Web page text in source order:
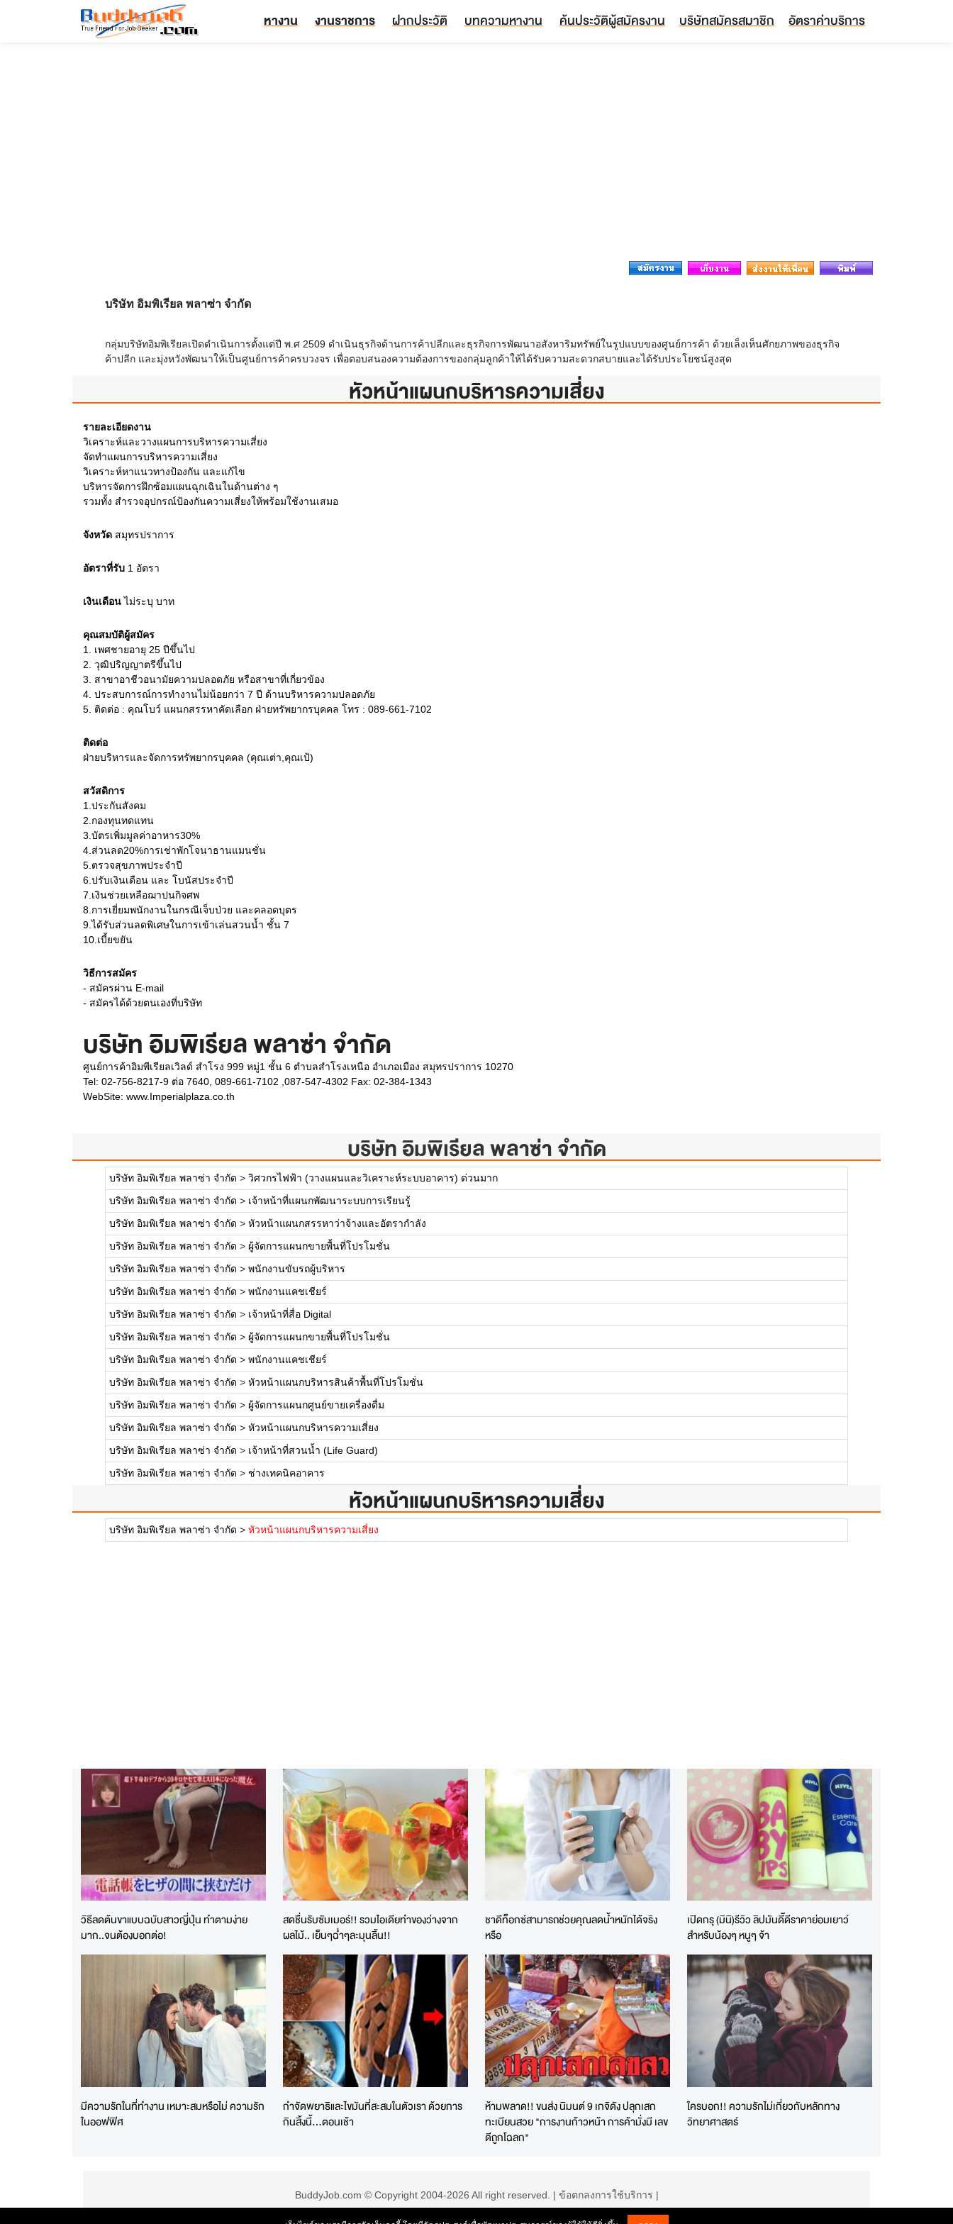
หางาน งานราชการ ฝากประวัติ บทความหางาน ค้นประวัติผู้สมัครงาน บริษัทสมัครสมาชิก อัตราค่าบริการ
บริษัท อิมพิเรียล พลาซ่า จำกัด
กลุ่มบริษัทอิมพิเรียลเปิดดำเนินการตั้งแต่ปี พ.ศ 2509 ดำเนินธุรกิจด้านการค้าปลีกและธุรกิจการพัฒนาอสังหาริมทรัพย์ในรูปแบบของศูนย์การค้า ด้วยเล็งเห็นศักยภาพของธุรกิจ
ค้าปลีก และมุ่งหวังพัฒนาให้เป็นศูนย์การค้าครบวงจร เพื่อตอบสนองความต้องการของกลุ่มลูกค้าให้ได้รับความสะดวกสบายและได้รับประโยชน์สูงสุด
หัวหน้าแผนกบริหารความเสี่ยง
รายละเอียดงาน
วิเคราะห์และวางแผนการบริหารความเสี่ยง
จัดทำแผนการบริหารความเสี่ยง
วิเคราะห์หาแนวทางป้องกัน และแก้ไข
บริหารจัดการฝึกซ้อมแผนฉุกเฉินในด้านต่าง ๆ
รวมทั้ง สำรวจอุปกรณ์ป้องกันความเสี่ยงให้พร้อมใช้งานเสมอ
จังหวัด สมุทรปราการ
อัตราที่รับ 1 อัตรา
เงินเดือนไม่ระบุ บาท
คุณสมบัติผู้สมัคร
1.
เพศชายอายุ 25 ปีขึ้นไป
2. วุฒิปริญญาตรีขึ้นไป
3.
สาขาอาชีวอนามัยความปลอดภัย หรือสาขาที่เกี่ยวข้อง
4. ประสบการณ์การทำงานไม่น้อยกว่า 7 ปี ด้านบริหารความปลอดภัย
5. ติดต่อ : คุณโบว์ แผนกสรรหาคัดเลือก ฝ่ายทรัพยากรบุคคล โทร : 089-661-7102
ติดต่อ
ฝ่ายบริหารและจัดการทรัพยากรบุคคล (คุณเต่า,คุณเป้)
สวัสดิการ
1.ประกันสังคม
2.กองทุนทดแทน
3.บัตรเพิ่มมูลค่าอาหาร30%
4.ส่วนลด20%การเช่าพักโจนาธานแมนชั่น
5.ตรวจสุขภาพประจำปี
6.ปรับเงินเดือน และ โบนัสประจำปี
7.เงินช่วยเหลือฌาปนกิจศพ
8.การเยี่ยมพนักงานในกรณีเจ็บป่วย และคลอดบุตร
9.ได้รับส่วนลดพิเศษในการเข้าเล่นสวนน้ำ ชั้น 7
10.เบี้ยขยัน
วิธีการสมัคร
- สมัครผ่าน E-mail
- สมัครได้ด้วยตนเองที่บริษัท
บริษัท อิมพิเรียล พลาซ่า จำกัด
ศูนย์การค้าอิมพีเรียลเวิลด์ สำโรง 999 หมู่1 ชั้น 6 ตำบลสำโรงเหนือ อำเภอเมือง สมุทรปราการ 10270
Tel: 02-756-8217-9 ต่อ 7640, 089-661-7102 ,087-547-4302 Fax: 02-384-1343
WebSite: www.Imperialplaza.co.th
บริษัท อิมพิเรียล พลาซ่า จำกัด
บริษัท อิมพิเรียล พลาซ่า จำกัด > วิศวกรไฟฟ้า (วางแผนและวิเคราะห์ระบบอาคาร) ด่วนมาก
บริษัท อิมพิเรียล พลาซ่า จำกัด > เจ้าหน้าที่แผนกพัฒนาระบบการเรียนรู้
บริษัท อิมพิเรียล พลาซ่า จำกัด > หัวหน้าแผนกสรรหาว่าจ้างและอัตรากำลัง
บริษัท อิมพิเรียล พลาซ่า จำกัด > ผู้จัดการแผนกขายพื้นที่โปรโมชั่น
บริษัท อิมพิเรียล พลาซ่า จำกัด > พนักงานขับรถผู้บริหาร
บริษัท อิมพิเรียล พลาซ่า จำกัด > พนักงานแคชเชียร์
บริษัท อิมพิเรียล พลาซ่า จำกัด > เจ้าหน้าที่สื่อ Digital
บริษัท อิมพิเรียล พลาซ่า จำกัด > ผู้จัดการแผนกขายพื้นที่โปรโมชั่น
บริษัท อิมพิเรียล พลาซ่า จำกัด > พนักงานแคชเชียร์
บริษัท อิมพิเรียล พลาซ่า จำกัด > หัวหน้าแผนกบริหารสินค้าพื้นที่โปรโมชั่น
บริษัท อิมพิเรียล พลาซ่า จำกัด > ผู้จัดการแผนกศูนย์ขายเครื่องดื่ม
บริษัท อิมพิเรียล พลาซ่า จำกัด > หัวหน้าแผนกบริหารความเสี่ยง
บริษัท อิมพิเรียล พลาซ่า จำกัด > เจ้าหน้าที่สวนน้ำ (Life Guard)
บริษัท อิมพิเรียล พลาซ่า จำกัด > ช่างเทคนิคอาคาร
หัวหน้าแผนกบริหารความเสี่ยง
บริษัท อิมพิเรียล พลาซ่า จำกัด > หัวหน้าแผนกบริหารความเสี่ยง
วิธีลดต้นขาแบบฉบับสาวญี่ปุ่น ทำตามง่าย
มาก..จนต้องบอกต่อ!
สดชื่นรับซัมเมอร์!! รวมไอเดียทำของว่างจาก
ผลไม้.. เย็นๆฉ่ำๆละมุนลิ้น!!
ชาดีท็อกซ์สามารถช่วยคุณลดน้ำหนักได้จริง
หรือ
เปิดกรุ (มินิ)รีวิว ลิปมันดี๊ดีราคาย่อมเยาว์
สำหรับน้องๆ หนูๆ จ้า
มีความรักในที่ทํางาน เหมาะสมหรือไม่ ความรัก
ในออฟฟิศ
กำจัดพยาธิและไขมันที่สะสมในตัวเรา ด้วยการ
กินสิ้งนี้...ตอนเช้า
ห้ามพลาด!! ขนส่ง นิมนต์ 9 เกจิดัง ปลุกเสก
ทะเบียนสวย "การงานก้าวหน้า การค้ามั่งมี เลข
ดีถูกโฉลก"
ใครบอก!! ความรักไม่เกี่ยวกับหลักทาง
วิทยาศาสตร์
BuddyJob.com © Copyright 2004-2026 All right reserved. | ข้อตกลงการใช้บริการ |